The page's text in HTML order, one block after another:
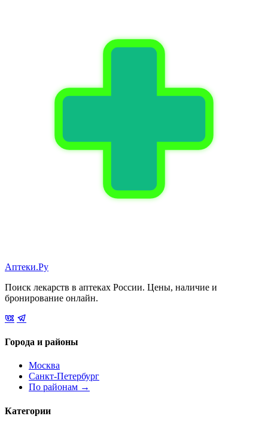
Аптеки.Ру
Поиск лекарств в аптеках России. Цены, наличие и
бронирование онлайн.
Города и районы
Москва
Санкт-Петербург
По районам →
Категории